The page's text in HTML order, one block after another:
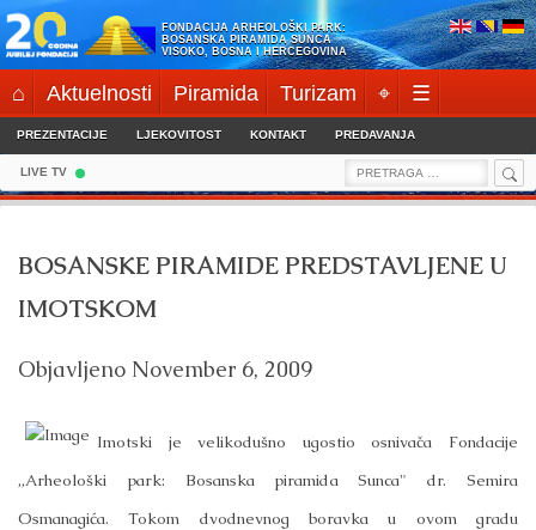
Skip
to
content
FONDACIJA ARHEOLOŠKI PARK:
BOSANSKA PIRAMIDA SUNCA
VISOKO, BOSNA I HERCEGOVINA
⌂ Aktuelnosti Piramida Turizam ⌖ ☰
PREZENTACIJE LJEKOVITOST KONTAKT PREDAVANJA
LIVE TV
Search
for:
BOSANSKE PIRAMIDE PREDSTAVLJENE U
IMOTSKOM
Objavljeno November 6, 2009
Imotski je velikodušno ugostio osnivača Fondacije
„Arheološki park: Bosanska piramida Sunca" dr. Semira
Osmanagića. Tokom dvodnevnog boravka u ovom gradu